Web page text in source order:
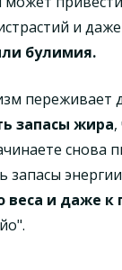
и
булимия.
переживает
запасы жира
снова
запасы
веса и даже